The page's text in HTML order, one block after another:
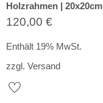
Holzrahmen | 20x20cm
120,00 €
Enthält 19% MwSt.
zzgl. Versand